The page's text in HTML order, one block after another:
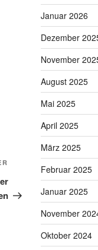
Nächster
Beitrag
Januar 2026
Dezember
November
August 2025
Mai 2025
April 2025
März 2025
Februar 2025
Januar 2025
November
Oktober 2024